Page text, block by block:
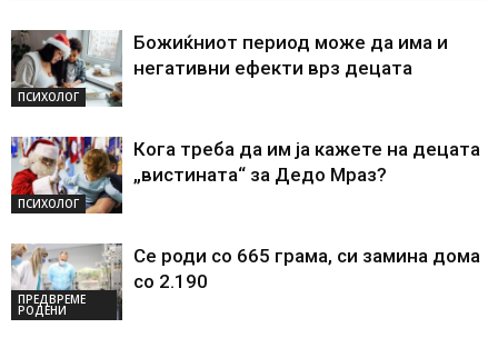
ПСИХОЛОГ
Божиќниот период може да има и
негативни ефекти врз децата
ПСИХОЛОГ
Кога треба да им ја кажете на децата
„вистината“ за Дедо Мраз?
ПРЕДВРЕМЕ
РОДЕНИ
Се роди со 665 грама, си замина дома
со 2.190